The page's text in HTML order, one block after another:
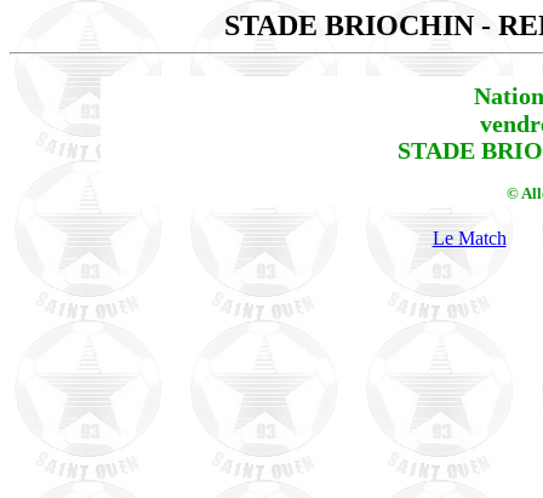
STADE BRIOCHIN -
STADE
©
Le Match